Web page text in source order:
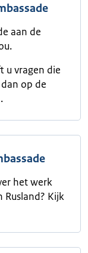
aan de
u vragen die
op de
.
het werk
Rusland? Kijk